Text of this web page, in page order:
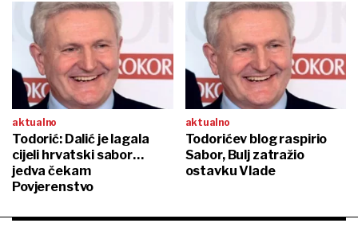
aktualno
Todorić: Dalić je lagala
cijeli hrvatski sabor…
jedva čekam
Povjerenstvo
aktualno
Todorićev blog raspirio
Sabor, Bulj zatražio
ostavku Vlade